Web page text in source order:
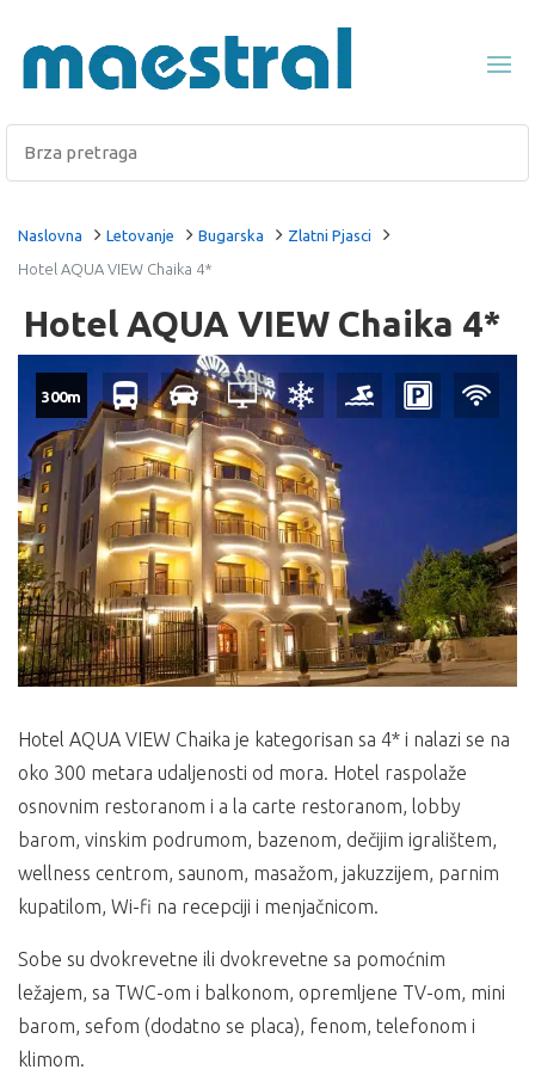
Naslovna Letovanje Bugarska
Zlatni Pjasci
Hotel AQUA VIEW Chaika 4*
Hotel AQUA VIEW Chaika 4*
300m
Hotel AQUA VIEW Chaika je kategorisan sa 4* i nalazi se na
oko 300 metara udaljenosti od mora. Hotel raspolaže
osnovnim restoranom i a la carte restoranom, lobby
barom, vinskim podrumom, bazenom, dečijim igralištem,
wellness centrom, saunom, masažom, jakuzzijem, parnim
kupatilom, Wi-fi na recepciji i menjačnicom.
Sobe su dvokrevetne ili dvokrevetne sa pomoćnim
ležajem, sa TWC-om i balkonom, opremljene TV-om, mini
barom, sefom (dodatno se placa), fenom, telefonom i
klimom.